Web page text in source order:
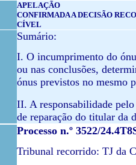
APELAÇÃO
CONFIRMADA A DECISÃO
CÍVEL
Sumário:
I. O incumprimento do
ou nas conclusões,
ónus previstos no mesmo
II. A responsabilidade
de reparação do titular da
Processo n.º 3522/
Tribunal recorrido: TJ da